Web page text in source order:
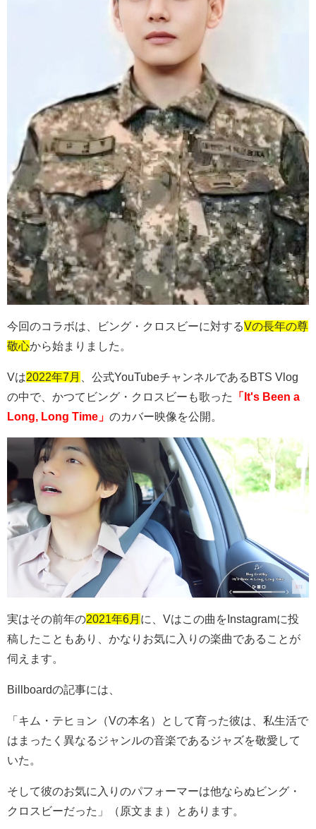
今回のコラボは、ビング・クロスビーに対するVの長年の尊
敬心から始まりました。
Vは2022年7月 、公式YouTubeチャンネルである BTS Vlog
の中で、かつてビング・クロスビーも歌った
「It's Been a
Long, Long Time」 のカバー映像を公開。
実はその前年の2021年6月 に、 Vはこの曲を Instagramに投
稿したこともあり、かなりお気に入りの楽曲であることが
伺えます。
Billboardの記事には、
「キム・テヒョン（Vの本名）として育った彼は、私生活で
はまったく異なるジャンルの音楽であるジャズを敬愛して
いた。
そして彼のお気に入りのパフォーマーは他ならぬビング・
クロスビーだった」（原文まま）とあります。